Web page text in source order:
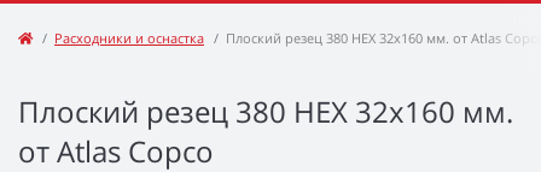
Расходники и оснастка Плоский резец 380 НЕХ 32х160 мм. от Atlas
Плоский резец 380 НЕХ 32х160 мм.
от Atlas Copco